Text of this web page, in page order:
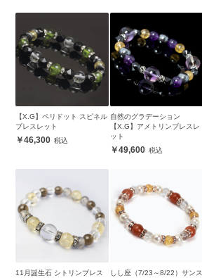
【X.G】ペリドット スピネル
ブレスレット
46,300
自然のグラデーション
【X.G】アメトリンブレスレ
ット
49,600
11月誕生石 シトリンブレス
しし座（7/23～8/22）サンス